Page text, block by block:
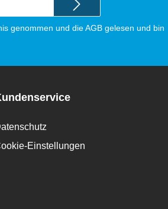
genommen und dieAGB gelesen und bin
Einstellungen